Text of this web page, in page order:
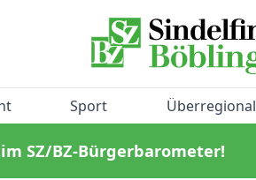
Sport Überregional
SZ/BZ-Bürgerbarometer!